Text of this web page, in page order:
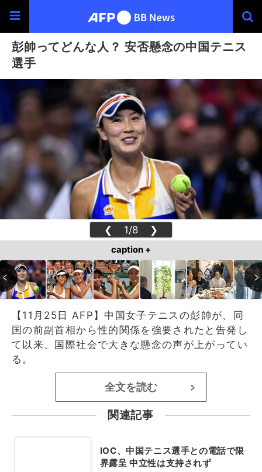
彭帥ってどんな人？ 安否懸念の中国テニス
選手
❮ 1/8 ❯
caption +
【11月25日 AFP】中国女子テニスの彭帥が、同
国の前副首相から性的関係を強要されたと告発し
て以来、国際社会で大きな懸念の声が上がってい
る。
全文を読む >
関連記事
IOC、中国テニス選手との電話で限
界露呈 中立性は支持されず